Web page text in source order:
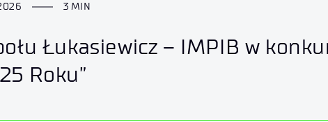
3 MIN
Łukasiewicz – IMPIB w
Roku”